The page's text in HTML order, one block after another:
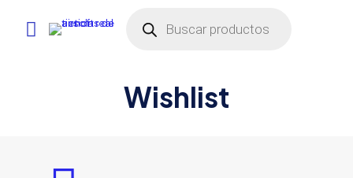
productos
Wishlist